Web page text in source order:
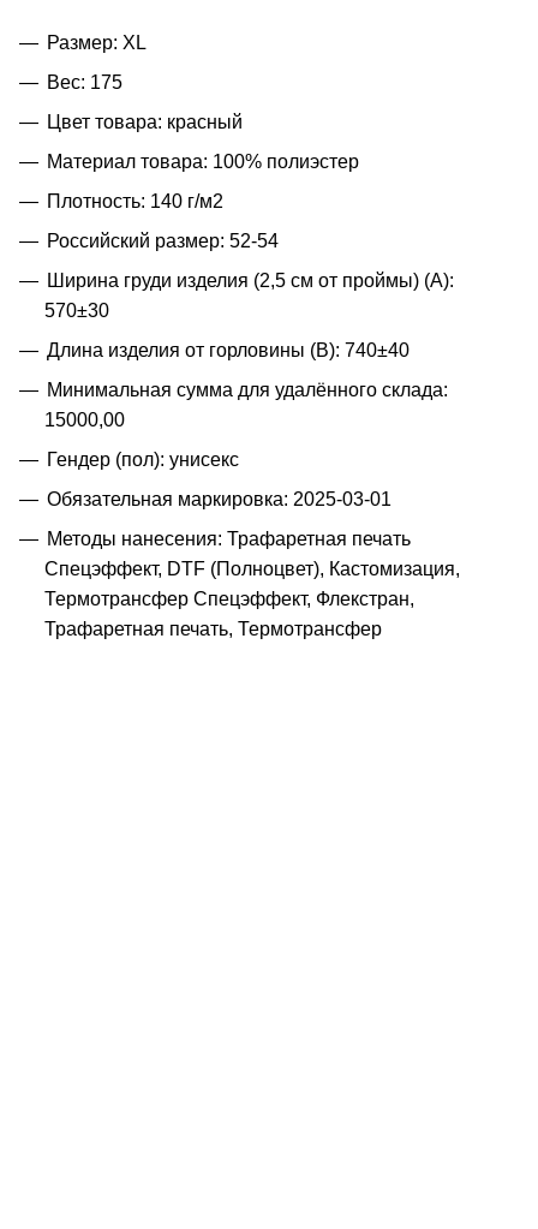
Размер: XL
Вес: 175
Цвет товара: красный
Материал товара: 100% полиэстер
Плотность: 140 г/м2
Российский размер: 52-54
Ширина груди изделия (2,5 см от проймы) (A):
570±30
Длина изделия от горловины (B): 740±40
Минимальная сумма для удалённого склада:
15000,00
Гендер (пол): унисекс
Обязательная маркировка: 2025-03-01
Методы нанесения: Трафаретная печать
Спецэффект, DTF (Полноцвет), Кастомизация,
Термотрансфер Спецэффект, Флекстран,
Трафаретная печать, Термотрансфер